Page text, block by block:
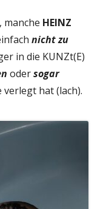
manche HEINZ
nicht zu
in die KUNZt(E)
odersogar
verlegt hat (lach).